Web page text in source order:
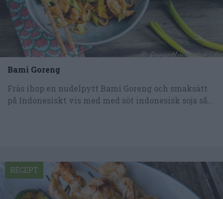
Bami Goreng
Fräs ihop en nudelpytt Bami Goreng och smaksätt
på Indonesiskt vis med med söt indonesisk soja så...
RECEPT